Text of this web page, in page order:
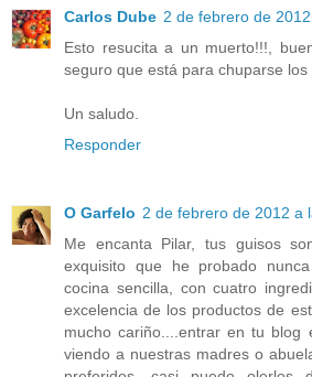
Carlos Dube 2 de febrero de
Esto resucita a un muerto!!!,
seguro que está para chuparse los
Un saludo.
Responder
O Garfelo 2 de febrero de 2012 a
Me encanta Pilar, tus guisos
exquisito que he probado
cocina sencilla, con cuatro
excelencia de los productos de
mucho cariño....entrar en tu blog
viendo a nuestras madres o